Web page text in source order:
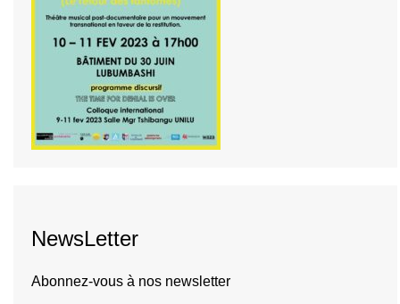
NewsLetter
Abonnez-vous à nos newsletter